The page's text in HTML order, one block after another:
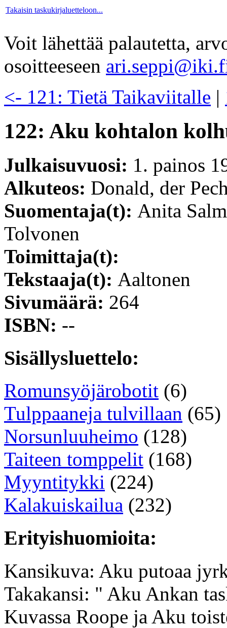
Takaisin taskukirjaluetteloon...
Voit lähettää palautetta,
osoitteeseen
<- 121: Tietä Taikaviitalle |
122: Aku kohtalon
Julkaisuvuosi: 1. painos
Alkuteos: Donald, der
Suomentaja(t): Anita
Tolvonen
Toimittaja(t):
Tekstaaja(t): Aaltonen
Sivumäärä: 264
ISBN: --
Sisällysluettelo:
Romunsyöjärobotit (6)
Tulppaaneja tulvillaan (65)
Norsunluuheimo (128)
Taiteen tomppelit (168)
Myyntitykki (224)
Kalakuiskailua (232)
Erityishuomioita:
Kansikuva: Aku putoaa
Takakansi: " Aku Ankan
Kuvassa Roope ja Aku